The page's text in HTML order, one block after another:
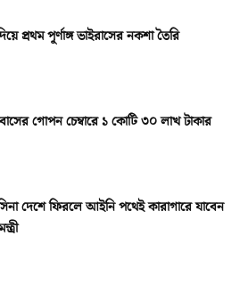
প্রথম পূর্ণাঙ্গ ভাইরাসের নকশা তৈরি
গোপন চেম্বারে ১ কোটি ৩০ লাখ টাকার
দেশে ফিরলে আইনি পথেই কারাগারে যাবেন